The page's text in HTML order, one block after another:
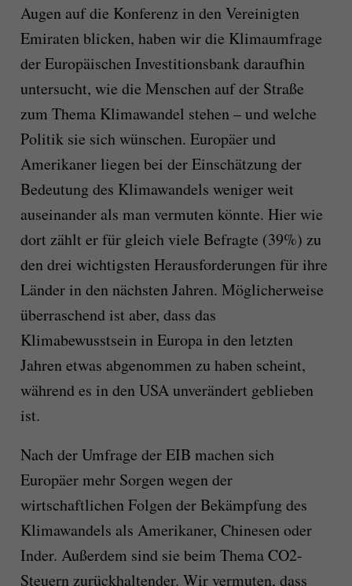
Augen auf die Konferenz in den Vereinigten
Emiraten blicken, haben wir die Klimaumfrage
der Europäischen Investitionsbank daraufhin
untersucht, wie die Menschen auf der Straße
zum Thema Klimawandel stehen – und welche
Politik sie sich wünschen. Europäer und
Amerikaner liegen bei der Einschätzung der
Bedeutung des Klimawandels weniger weit
auseinander als man vermuten könnte. Hier wie
dort zählt er für gleich viele Befragte (39%) zu
den drei wichtigsten Herausforderungen für ihre
Länder in den nächsten Jahren. Möglicherweise
überraschend ist aber, dass das
Klimabewusstsein in Europa in den letzten
Jahren etwas abgenommen zu haben scheint,
während es in den USA unverändert geblieben
ist.
Nach der Umfrage der EIB machen sich
Europäer mehr Sorgen wegen der
wirtschaftlichen Folgen der Bekämpfung des
Klimawandels als Amerikaner, Chinesen oder
Inder. Außerdem sind sie beim Thema CO2-
Steuern zurückhaltender. Wir vermuten, dass